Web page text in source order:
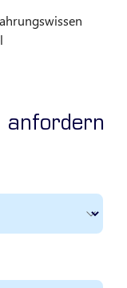
anfordern